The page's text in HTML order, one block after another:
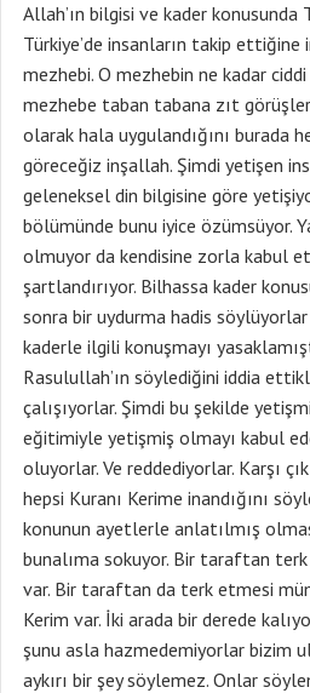
Allah’ın bilgisi ve kader konusunda
Türkiye’de insanların takip ettiğine
mezhebi. O mezhebin ne kadar
mezhebe taban tabana zıt
olarak hala uygulandığını burada
göreceğiz inşallah. Şimdi yetişen
geleneksel din bilgisine göre
bölümünde bunu iyice özümsüyor.
olmuyor da kendisine zorla kabul
şartlandırıyor. Bilhassa kader
sonra bir uydurma hadis
kaderle ilgili konuşmayı
Rasulullah’ın söylediğini iddia
çalışıyorlar. Şimdi bu şekilde
eğitimiyle yetişmiş olmayı kabul
oluyorlar. Ve reddediyorlar. Karşı
hepsi Kuranı Kerime inandığını
konunun ayetlerle anlatılmış
bunalıma sokuyor. Bir taraftan
var. Bir taraftan da terk etmesi
Kerim var. İki arada bir derede
şunu asla hazmedemiyorlar bizim
aykırı bir şey söylemez. Onlar